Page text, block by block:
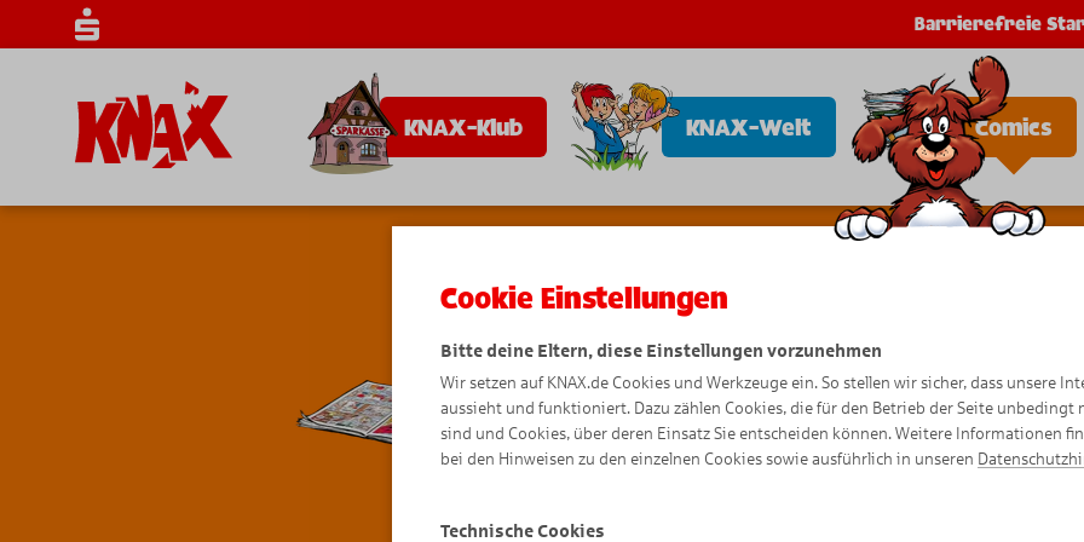
Barrierefreie
KNAX-Klub KNAX-Welt Comics
r
d
Cookie Einstellungen
Bitte deine Eltern, diese Einstellungen vorzunehmen
Wir setzen auf KNAX.de Cookies und Werkzeuge ein. So stellen wir sicher, dass unsere
aussieht und funktioniert. Dazu zählen Cookies, die für den Betrieb der Seite unbedingt
sind und Cookies, über deren Einsatz Sie entscheiden können. Weitere Informationen
bei den Hinweisen zu den einzelnen Cookies sowie ausführlich in unseren
Technische Cookies